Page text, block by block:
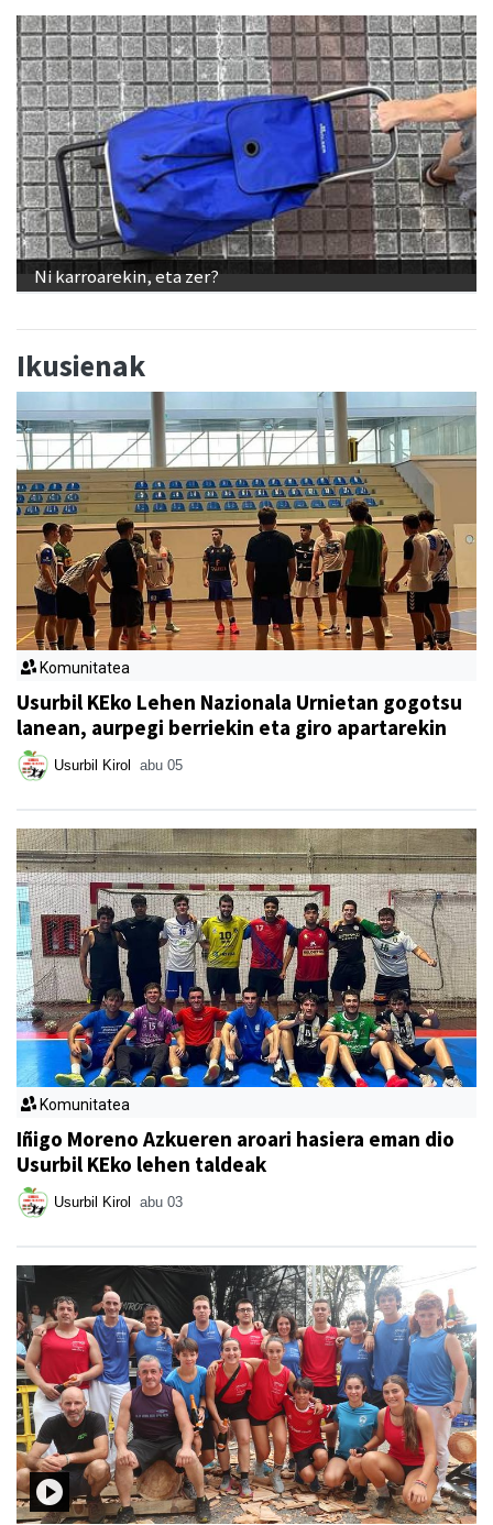
Ni karroarekin, eta zer?
Ikusienak
Komunitatea
Usurbil KEko Lehen Nazionala Urnietan gogotsu
lanean, aurpegi berriekin eta giro apartarekin
Usurbil Kirol abu 05
Komunitatea
Iñigo Moreno Azkueren aroari hasiera eman dio
Usurbil KEko lehen taldeak
Usurbil Kirol abu 03